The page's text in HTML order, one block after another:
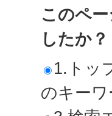
このペ
したか？
1.トッ
のキーワ